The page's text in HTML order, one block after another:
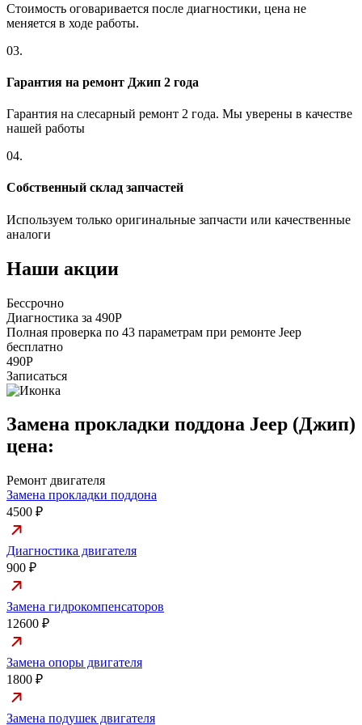
Стоимость оговаривается после диагностики, цена не
меняется в ходе работы.
03.
Гарантия на ремонт Джип 2 года
Гарантия на слесарный ремонт 2 года. Мы уверены в качестве
нашей работы
04.
Собственный склад запчастей
Используем только оригинальные запчасти или качественные
аналоги
Наши акции
Бессрочно
Диагностика за 490Р
Полная проверка по 43 параметрам при ремонте Jeep
бесплатно
490Р
Записаться
Замена прокладки поддона Jeep (Джип)
цена:
Ремонт двигателя
Замена прокладки поддона
4500 ₽
Диагностика двигателя
900 ₽
Замена гидрокомпенсаторов
12600 ₽
Замена опоры двигателя
1800 ₽
Замена подушек двигателя